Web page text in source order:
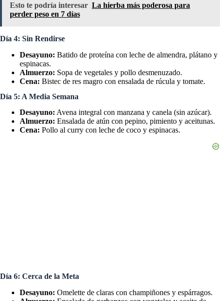
Esto te podría interesar La hierba más poderosa para
perder peso en 7 días
Día 4: Sin Rendirse
Desayuno: Batido de proteína con leche de almendra, plátano y
espinacas.
Almuerzo: Sopa de vegetales y pollo desmenuzado.
Cena: Bistec de res magro con ensalada de rúcula y tomate.
Día 5: A Media Semana
Desayuno: Avena integral con manzana y canela (sin azúcar).
Almuerzo: Ensalada de atún con pepino, pimiento y aceitunas.
Cena: Pollo al curry con leche de coco y espinacas.
Día 6: Cerca de la Meta
Desayuno: Omelette de claras con champiñones y espárragos.